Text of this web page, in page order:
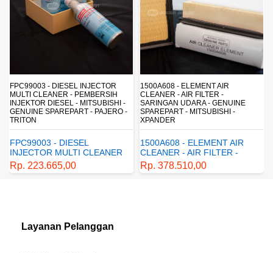
FPC99003 - DIESEL INJECTOR
MULTI CLEANER - PEMBERSIH
INJEKTOR DIESEL - MITSUBISHI -
GENUINE SPAREPART - PAJERO -
TRITON
FPC99003 - DIESEL
INJECTOR MULTI CLEANER
- PEMBERSIH INJEKTOR
DIESEL - MITSUBISHI -
Rp. 223.665,00
1500A608 - ELEMENT AIR
CLEANER - AIR FILTER -
SARINGAN UDARA - GENUINE
SPAREPART - MITSUBISHI -
XPANDER
1500A608 - ELEMENT AIR
CLEANER - AIR FILTER -
SARINGAN UDARA -
GENUINE SPAREPART -
Rp. 378.510,00
Layanan Pelanggan